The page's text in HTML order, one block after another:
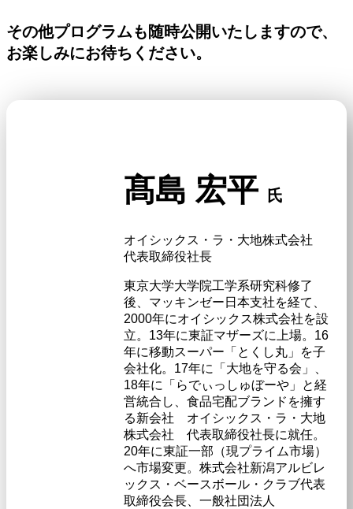
その他プログラムも随時公開いたしますので、
お楽しみにお待ちください。
髙島 宏平 氏
オイシックス・ラ・大地株式会社
代表取締役社長
東京大学大学院工学系研究科修了
後、マッキンゼー日本支社を経て、
2000年にオイシックス株式会社を設
立。13年に東証マザーズに上場。16
年に移動スーパー「とくし丸」を子
会社化。17年に「大地を守る会」、
18年に「らでぃっしゅぼーや」と経
営統合し、食品宅配ブランドを擁す
る新会社 オイシックス・ラ・大地
株式会社 代表取締役社長に就任。
20年に東証一部（現プライム市場）
へ市場変更。株式会社新潟アルビレ
ックス・ベースボール・クラブ代表
取締役会長、一般社団法人